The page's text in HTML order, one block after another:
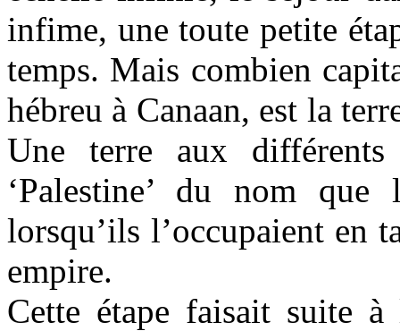
infime, une toute petite
temps. Mais combien
hébreu à Canaan, est la
Une terre aux
‘Palestine’ du nom
lorsqu’ils l’occupaient en
empire.
Cette étape faisait suite à